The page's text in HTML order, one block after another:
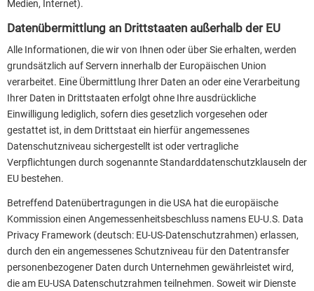
Medien, Internet).
Datenübermittlung an Drittstaaten außerhalb der EU
Alle Informationen, die wir von Ihnen oder über Sie erhalten, werden
grundsätzlich auf Servern innerhalb der Europäischen Union
verarbeitet. Eine Übermittlung Ihrer Daten an oder eine Verarbeitung
Ihrer Daten in Drittstaaten erfolgt ohne Ihre ausdrückliche
Einwilligung lediglich, sofern dies gesetzlich vorgesehen oder
gestattet ist, in dem Drittstaat ein hierfür angemessenes
Datenschutzniveau sichergestellt ist oder vertragliche
Verpflichtungen durch sogenannte Standarddatenschutzklauseln der
EU bestehen.
Betreffend Datenübertragungen in die USA hat die europäische
Kommission einen Angemessenheitsbeschluss namens EU-U.S. Data
Privacy Framework (deutsch: EU-US-Datenschutzrahmen) erlassen,
durch den ein angemessenes Schutzniveau für den Datentransfer
personenbezogener Daten durch Unternehmen gewährleistet wird,
die am EU-USA Datenschutzrahmen teilnehmen. Soweit wir Dienste